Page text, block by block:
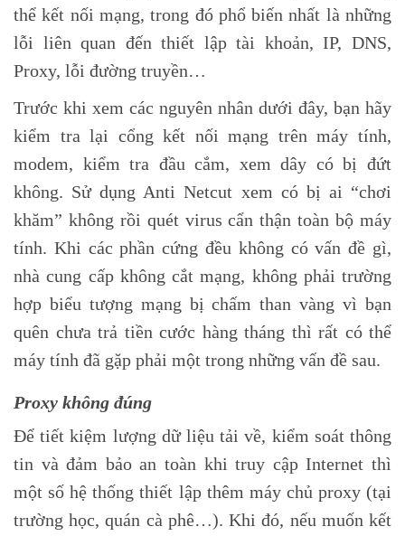
thể kết nối mạng, trong đó phổ biến nhất là những
lỗi liên quan đến thiết lập tài khoản, IP, DNS,
Proxy, lỗi đường truyền…
Trước khi xem các nguyên nhân dưới đây, bạn hãy
kiểm tra lại cổng kết nối mạng trên máy tính,
modem, kiểm tra đầu cắm, xem dây có bị đứt
không. Sử dụng Anti Netcut xem có bị ai “chơi
khăm” không rồi quét virus cẩn thận toàn bộ máy
tính. Khi các phần cứng đều không có vấn đề gì,
nhà cung cấp không cắt mạng, không phải trường
hợp biểu tượng mạng bị chấm than vàng vì bạn
quên chưa trả tiền cước hàng tháng thì rất có thể
máy tính đã gặp phải một trong những vấn đề sau.
Proxy không đúng
Để tiết kiệm lượng dữ liệu tải về, kiểm soát thông
tin và đảm bảo an toàn khi truy cập Internet thì
một số hệ thống thiết lập thêm máy chủ proxy (tại
trường học, quán cà phê…). Khi đó, nếu muốn kết